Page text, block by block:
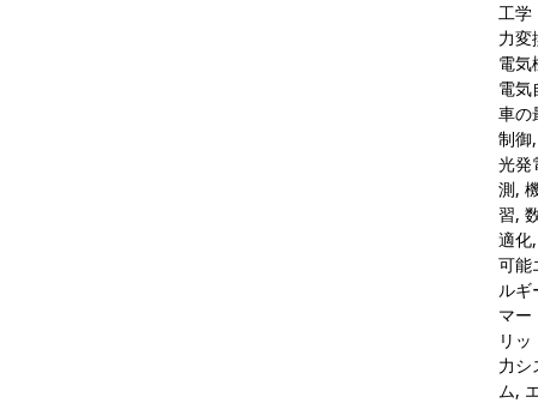
工学
力変
電気
電気
車の
制御
光発
測,
習,
適化
可能
ルギ
マー
リ
力シ
ム,